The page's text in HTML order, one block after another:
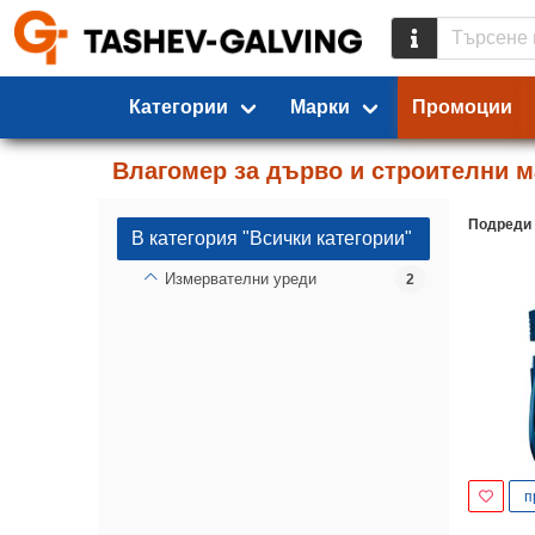
Категории Марки Промоции
Влагомер за дърво и строителни
В категория "Всички категории"
Измервателни уреди 2
Подреди